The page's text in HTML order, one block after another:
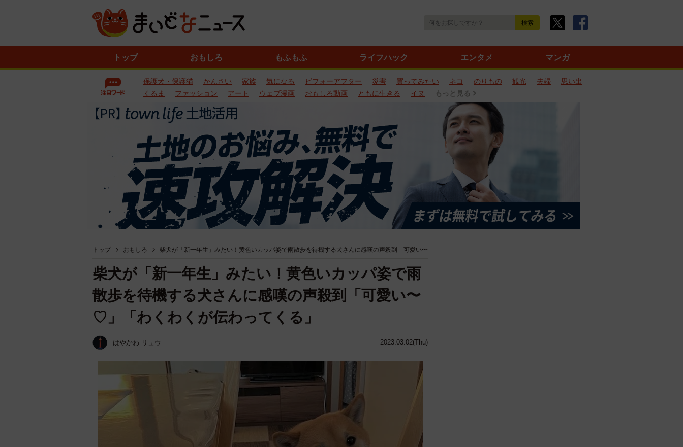
トップ おもしろ もふもふ ライフハック エンタメ マンガ
保護犬・保護猫 かんさい 家族 気になる ビフォーアフター 災害 買ってみたい ネコ のりもの 観光 夫婦
思い出
くるま
ファッション アート ウェブ漫画 おもしろ動画 ともに生きる イヌ もっと見る
トップ おもしろ 柴犬が「新一年生」みたい！黄色いカッパ姿で雨散歩を待機する犬さんに感嘆の声殺到「可愛い〜
2023.03.02(Thu)
柴犬が「新一年生」みたい！黄色いカッパ姿で雨
散歩を待機する犬さんに感嘆の声殺到「可愛い〜
♡」「わくわくが伝わってくる」
はやかわ リュウ